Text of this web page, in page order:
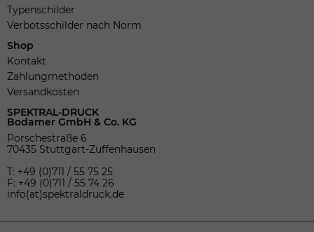
Typenschilder
Verbotsschilder nach Norm
Shop
Kontakt
Zahlungmethoden
Versandkosten
SPEKTRAL-DRUCK
Bodamer GmbH & Co. KG
Porschestraße 6
70435 Stuttgart-Zuffenhausen
T: +49 (0)711 / 55 75 25
F: +49 (0)711 / 55 74 26
info(at)spektraldruck.de